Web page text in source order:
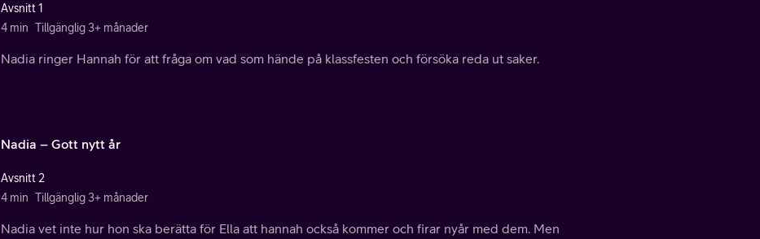
Avsnitt 1
4 min Tillgänglig 3+ månader
Nadia ringer Hannah för att fråga om vad som hände på klassfesten och försöka reda ut saker.
Nadia – Gott nytt år
Avsnitt 2
4 min Tillgänglig 3+ månader
Nadia vet inte hur hon ska berätta för Ella att hannah också kommer och firar nyår med dem. Men